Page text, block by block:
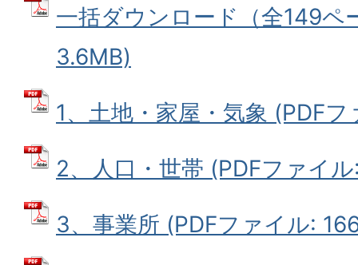
一括ダウンロード（全149ペ
3.6MB)
1、土地・家屋・気象 (PDFフ
2、人口・世帯 (PDFファイ
3、事業所 (PDFファイル: